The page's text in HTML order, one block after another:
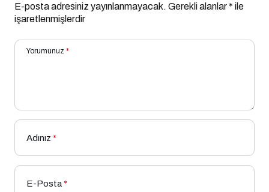
E-posta adresiniz yayınlanmayacak. Gerekli alanlar* ile
işaretlenmişlerdir
Yorumunuz *
Adınız *
E-Posta*